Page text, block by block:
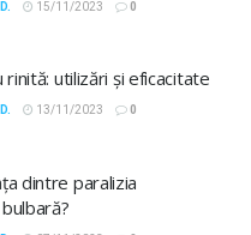
15/11/2023 0
utilizări și eficacitate
13/11/2023 0
dintre paralizia